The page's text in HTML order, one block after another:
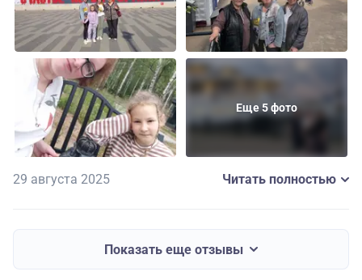
приличное, с выбором блюд. Останавливались в
Казани, Елабуге и в Чайковском. Брала обзорные
экскурсии. Каждый город понравился своей историей,
достопримечательностями и архитектурой. Дочка в
восторге была от фермы оленей и хаски в Елабуге.
Еще 5 фото
29 августа 2025 Читать полностью
Показать еще отзывы